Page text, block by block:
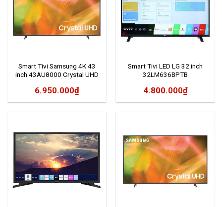
Smart Tivi Samsung 4K 43
inch 43AU8000 Crystal UHD
6.950.000₫
Smart Tivi LED LG 32 inch
32LM636BPTB
4.800.000₫